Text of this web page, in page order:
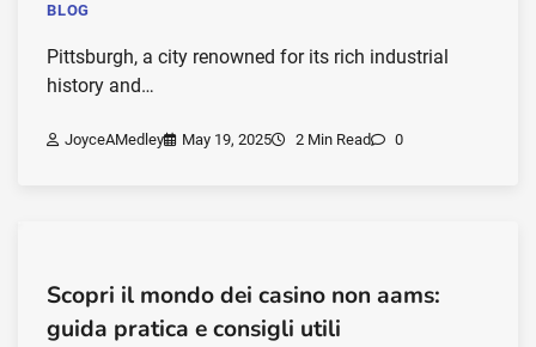
BLOG
Pittsburgh, a city renowned for its rich industrial
history and…
JoyceAMedley May 19, 2025 2 Min Read 0
Scopri il mondo dei casino non aams:
guida pratica e consigli utili